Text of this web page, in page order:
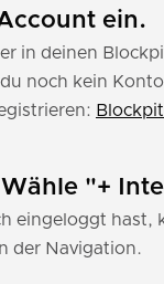
ein.
in deinen
noch kein
"+
eingeloggt hast,
der Navigation.